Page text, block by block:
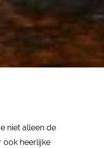
niet alleen de
ook heerlijke